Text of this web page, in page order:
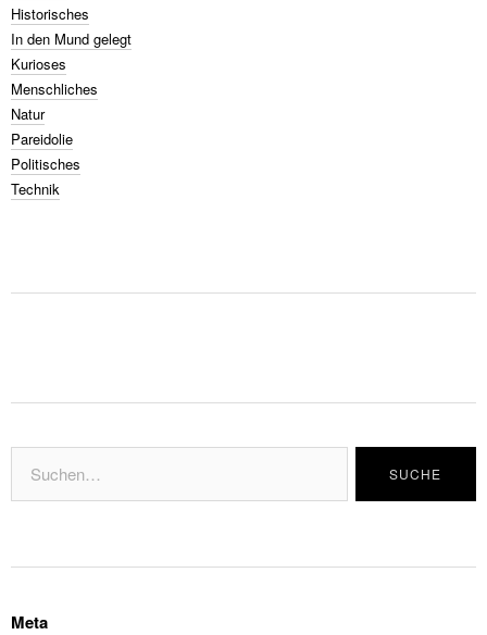
Historisches
In den Mund gelegt
Kurioses
Menschliches
Natur
Pareidolie
Politisches
Technik
Meta